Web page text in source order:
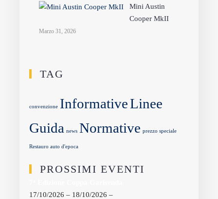
Mini Austin
Cooper MkII
Marzo 31, 2026
TAG
convenzione InformativeLinee
Guida news Normative prezzo speciale
Restauro auto d'epoca
PROSSIMI EVENTI
17/10/2026 – 18/10/2026 –